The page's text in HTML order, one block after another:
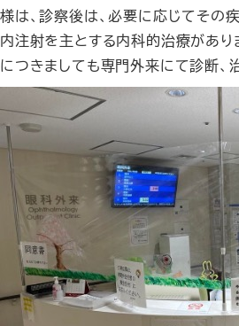
様は、診察後は、必要に応じてその
内注射を主とする内科的治療があり
につきましても専門外来にて診断、